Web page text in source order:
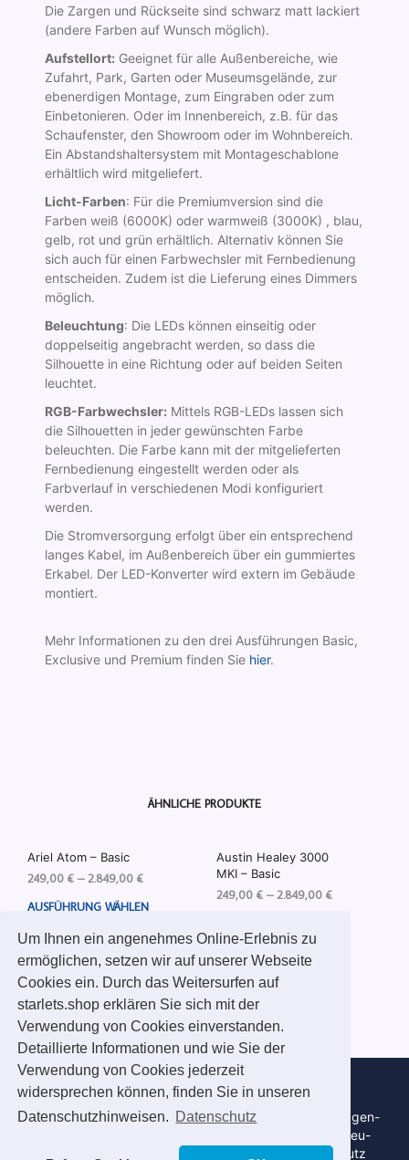
Um Ihnen ein angenehmes Online-Erlebnis zu
ermöglichen, setzen wir auf unserer Webseite
Cookies ein. Durch das Weitersurfen auf
starlets.shop erklären Sie sich mit der
Verwendung von Cookies einverstanden.
Detaillierte Informationen und wie Sie der
Verwendung von Cookies jederzeit
widersprechen können, finden Sie in unseren
Datenschutzhinweisen. Datenschutz
Die Zargen und Rückseite sind schwarz matt lackiert
(andere Farben auf Wunsch möglich).
Aufstellort: Geeignet für alle Außenbereiche, wie
Zufahrt, Park, Garten oder Museumsgelände, zur
ebenerdigen Montage, zum Eingraben oder zum
Einbetonieren. Oder im Innenbereich, z.B. für das
Schaufenster, den Showroom oder im Wohnbereich.
Ein Abstandshaltersystem mit Montageschablone
erhältlich wird mitgeliefert.
Licht-Farben: Für die Premiumversion sind die
Farben weiß (6000K) oder warmweiß (3000K) , blau,
gelb, rot und grün erhältlich. Alternativ können Sie
sich auch für einen Farbwechsler mit Fernbedienung
entscheiden. Zudem ist die Lieferung eines Dimmers
möglich.
Beleuchtung: Die LEDs können einseitig oder
doppelseitig angebracht werden, so dass die
Silhouette in eine Richtung oder auf beiden Seiten
leuchtet.
RGB-Farbwechsler: Mittels RGB-LEDs lassen sich
die Silhouetten in jeder gewünschten Farbe
beleuchten. Die Farbe kann mit der mitgelieferten
Fernbedienung eingestellt werden oder als
Farbverlauf in verschiedenen Modi konfiguriert
werden.
Die Stromversorgung erfolgt über ein entsprechend
langes Kabel, im Außenbereich über ein gummiertes
Erkabel. Der LED-Konverter wird extern im Gebäude
montiert.
Mehr Informationen zu den drei Ausführungen Basic,
Exclusive und Premium finden Sie hier.
ÄHNLICHE PRODUKTE
Ariel Atom – Basic
249,00 € – 2.849,00 €
AUSFÜHRUNG WÄHLEN
Inkl. MwSt.
Zzgl.
Versandkosten
Austin Healey 3000
MKI – Basic
249,00 €– 2.849,00 €
Inkl. MwSt.
Zzgl.
Versandkosten
Phil-Design GmbH | Krendelstraße 28 | 30916 Isernhagen-
Altwarmbüchen bei Hannover | Tel. 0511 371965 | neu-
Impressum Datenschutz